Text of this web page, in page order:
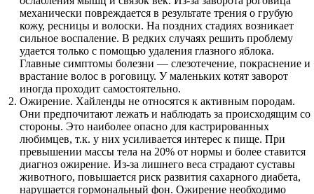
механически повреждается в результате трения о грубую
кожу, ресницы и волоски. На поздних стадиях возникает
сильное воспаление. В редких случаях решить проблему
удается только с помощью удаления глазного яблока.
Главные симптомы болезни — слезотечение, покраснение и
врастание волос в роговицу. У маленьких котят заворот
иногда проходит самостоятельно.
Ожирение. Хайленды не относятся к активным породам.
Они предпочитают лежать и наблюдать за происходящим со
стороны. Это наиболее опасно для кастрированных
любимцев, т.к. у них усиливается интерес к пище. При
превышении массы тела на 20% от нормы и более ставится
диагноз ожирение. Из-за лишнего веса страдают суставы
животного, повышается риск развития сахарного диабета,
нарушается гормональный фон. Ожирение необходимо